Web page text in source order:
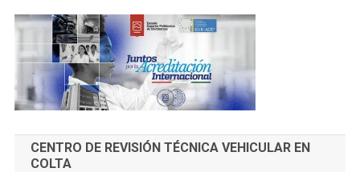
CENTRO DE REVISIÓN TÉCNICA VEHICULAR EN
COLTA